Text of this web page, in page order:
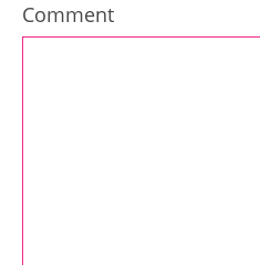
Comment